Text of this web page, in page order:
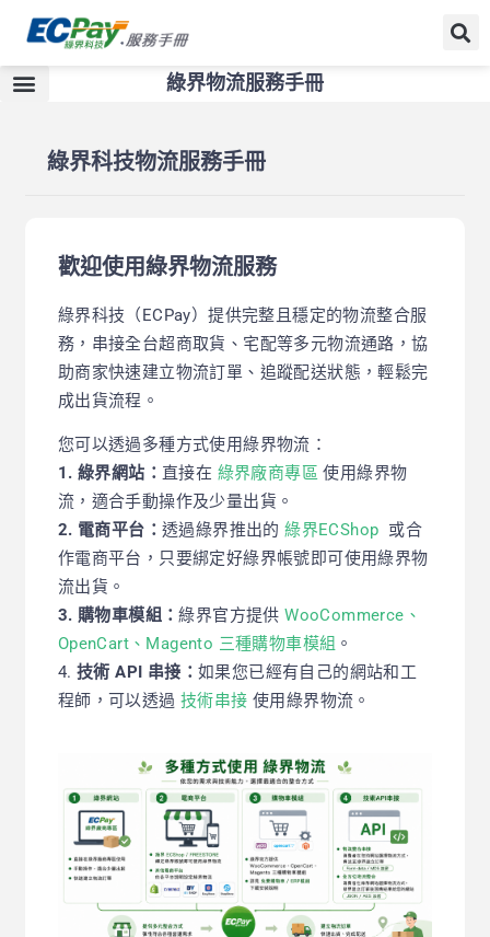
綠界物流服務手冊
綠界科技物流服務手冊
歡迎使用綠界物流服務
綠界科技（ECPay）提供完整且穩定的物流整合服
務，串接全台超商取貨、宅配等多元物流通路，協
助商家快速建立物流訂單、追蹤配送狀態，輕鬆完
成出貨流程。
您可以透過多種方式使用綠界物流：
1. 綠界網站： 直接在 綠界廠商專區 使用綠界物
流，適合手動操作及少量出貨。
2. 電商平台：透過綠界推出的綠界ECShop 或合
作電商平台，只要綁定好綠界帳號即可使用綠界物
流出貨。
3. 購物車模組：綠界官方提供WooCommerce、
OpenCart、Magento 三種購物車模組 。
4.技術 API 串接：如果您已經有自己的網站和工
程師，可以透過技術串接使用綠界物流。